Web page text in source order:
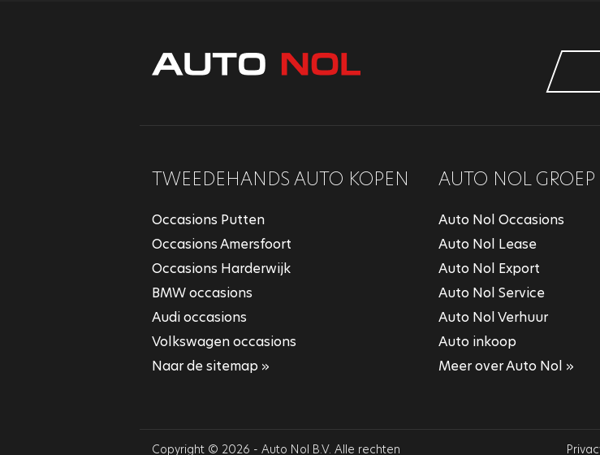
TWEEDEHANDS AUTO KOPEN
Occasions Putten
Occasions Amersfoort
Occasions Harderwijk
BMW occasions
Audi occasions
Volkswagen occasions
Naar de sitemap »
AUTO NOL GROEP
Auto Nol Occasions
Auto Nol Lease
Auto Nol Export
Auto Nol Service
Auto Nol Verhuur
Auto inkoop
Meer over Auto Nol »
Copyright © 2026 - Auto Nol B.V. Alle rechten